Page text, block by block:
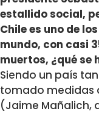
estallido social,
Chile es uno de
mundo, con casi
muertos, ¿qué se
Siendo un país
tomado medidas
(Jaime Mañalich,